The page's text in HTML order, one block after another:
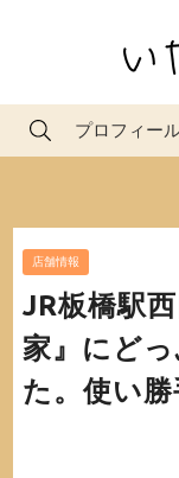
プロフィー
店舗情報
JR板橋駅
家』にど
た。使い勝